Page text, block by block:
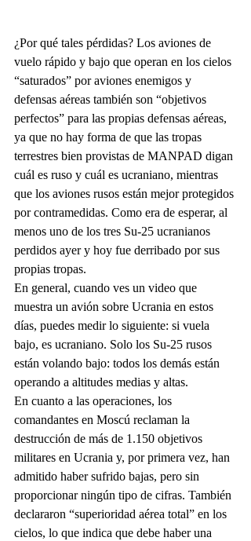
¿Por qué tales pérdidas? Los aviones de
vuelo rápido y bajo que operan en los cielos
“saturados” por aviones enemigos y
defensas aéreas también son “objetivos
perfectos” para las propias defensas aéreas,
ya que no hay forma de que las tropas
terrestres bien provistas de MANPAD digan
cuál es ruso y cuál es ucraniano, mientras
que los aviones rusos están mejor protegidos
por contramedidas. Como era de esperar, al
menos uno de los tres Su-25 ucranianos
perdidos ayer y hoy fue derribado por sus
propias tropas.
En general, cuando ves un video que
muestra un avión sobre Ucrania en estos
días, puedes medir lo siguiente: si vuela
bajo, es ucraniano. Solo los Su-25 rusos
están volando bajo: todos los demás están
operando a altitudes medias y altas.
En cuanto a las operaciones, los
comandantes en Moscú reclaman la
destrucción de más de 1.150 objetivos
militares en Ucrania y, por primera vez, han
admitido haber sufrido bajas, pero sin
proporcionar ningún tipo de cifras. También
declararon “superioridad aérea total” en los
cielos, lo que indica que debe haber una